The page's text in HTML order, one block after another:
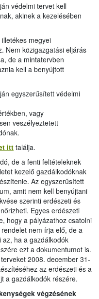
védelmi tervet kell
akinek a kezelésében
megyei
Nem közigazgatási eljárás
de a mintatervben
kell a benyújtott
egyszerűsített védelmi
vagy
veszélyeztetett
itt találja.
de a fenti feltételeknek
kezelő gazdálkodóknak
Az egyszerűsített
amit nem kell benyújtani
szerinti erdészeti és
Egyes erdészeti
hogy a pályázathoz csatolni
nem írja elő, de a
ha a gazdálkodók
ezt a dokumentumot is.
2008. december 31-
az erdészeti és a
a gazdálkodók részére.
végzésének